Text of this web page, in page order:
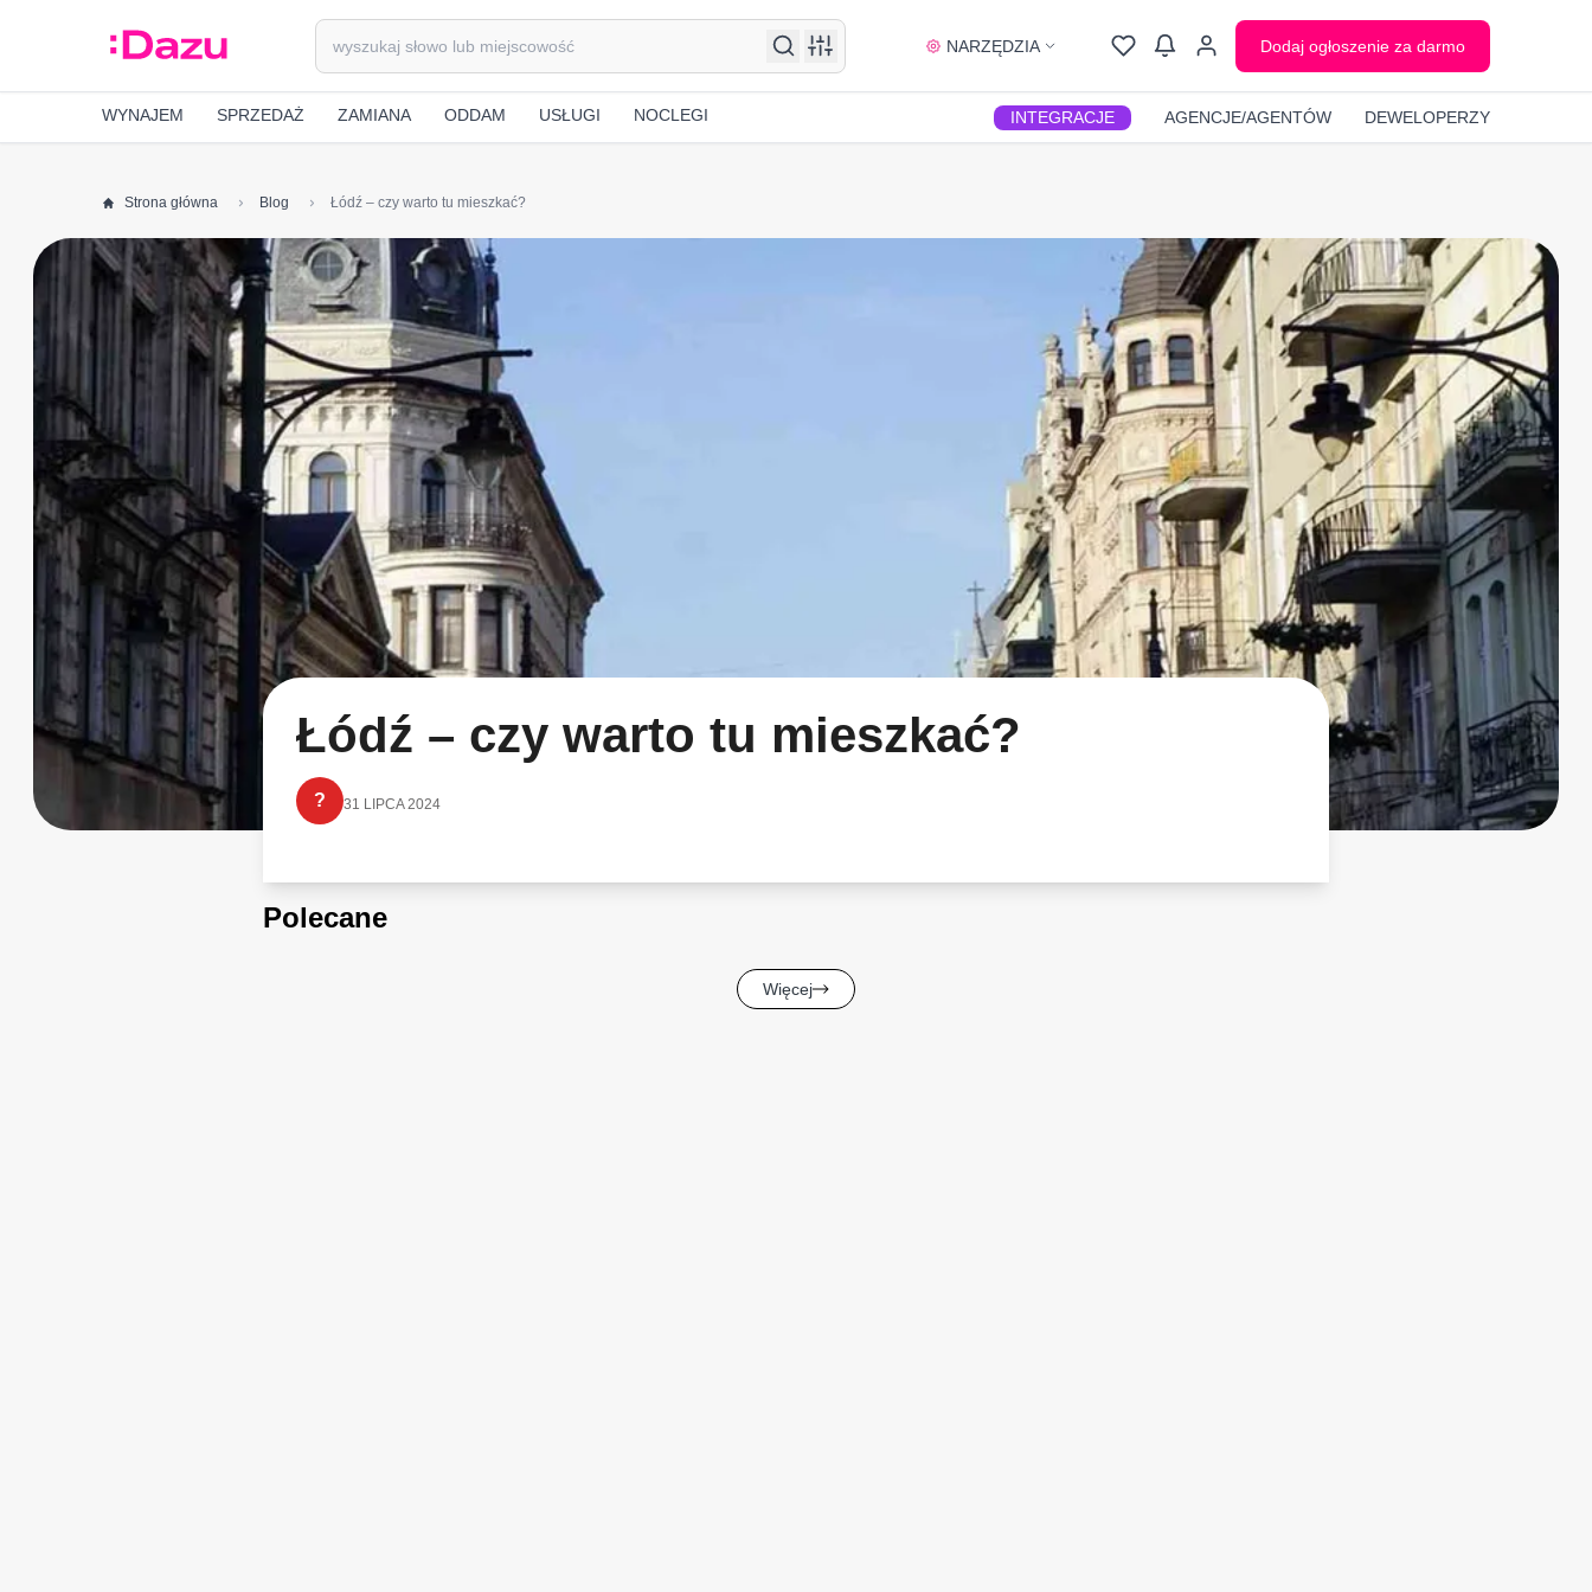
NARZĘDZIA Dodaj ogłoszenie za darmo
WYNAJEM SPRZEDAŻ ZAMIANA ODDAM USŁUGI NOCLEGI INTEGRACJE AGENCJE/AGENTÓW DEWELOPERZY
Strona główna Blog Łódź – czy warto tu mieszkać?
Łódź – czy warto tu mieszkać?
? 31 LIPCA 2024
Polecane
Więcej